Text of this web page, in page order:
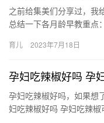
之前给集美们分享过，我
总结一下各月龄早教重点
宝…
育儿 2023年7月18日
孕妇吃辣椒好吗 孕
孕妇吃辣椒好吗，如果想
妇吃辣椒好吗 孕妇吃辣